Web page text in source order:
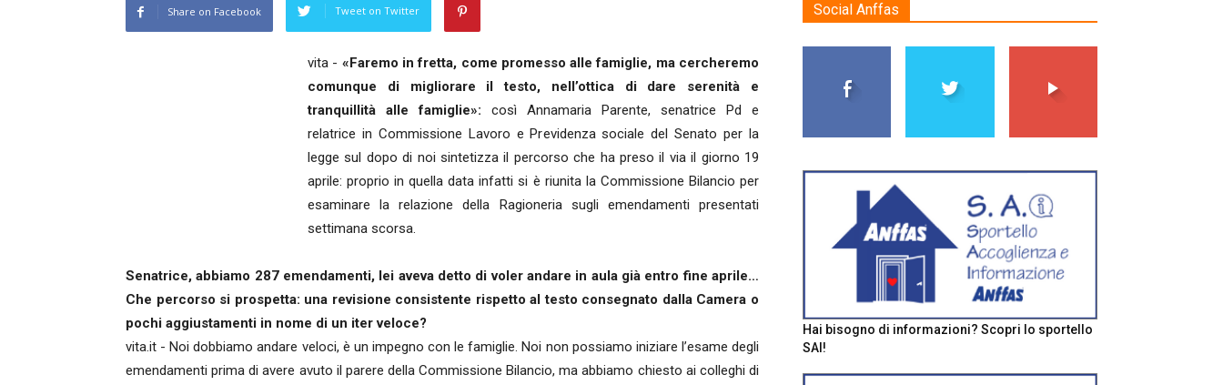
Share on Facebook Tweet on Twitter
vita - «Faremo in fretta, come promesso alle famiglie, ma cercheremo
comunque di migliorare il testo, nell’ottica di dare serenità e
tranquillità alle famiglie»: così Annamaria Parente, senatrice Pd e
relatrice in Commissione Lavoro e Previdenza sociale del Senato per la
legge sul dopo di noi sintetizza il percorso che ha preso il via il giorno 19
aprile: proprio in quella data infatti si è riunita la Commissione Bilancio per
esaminare la relazione della Ragioneria sugli emendamenti presentati
settimana scorsa.
Senatrice, abbiamo 287 emendamenti, lei aveva detto di voler andare in aula già entro fine aprile…
Che percorso si prospetta: una revisione consistente rispetto al testo consegnato dalla Camera o
pochi aggiustamenti in nome di un iter veloce?
vita.it - Noi dobbiamo andare veloci, è un impegno con le famiglie. Noi non possiamo iniziare l’esame degli
emendamenti prima di avere avuto il parere della Commissione Bilancio, ma abbiamo chiesto ai colleghi di
Social Anffas
Hai bisogno di informazioni? Scopri lo sportello
SAI!